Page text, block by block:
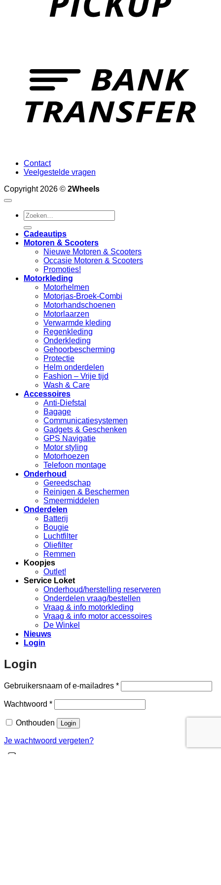
Contact
Veelgestelde vragen
Copyright 2026 © 2Wheels
Zoeken
naar:
Cadeautips
Motoren & Scooters
Nieuwe Motoren & Scooters
Occasie Motoren & Scooters
Promoties!
Motorkleding
Motorhelmen
Motorjas-Broek-Combi
Motorhandschoenen
Motorlaarzen
Verwarmde kleding
Regenkleding
Onderkleding
Gehoorbescherming
Protectie
Helm onderdelen
Fashion – Vrije tijd
Wash & Care
Accessoires
Anti-Diefstal
Bagage
Communicatiesystemen
Gadgets & Geschenken
GPS Navigatie
Motor styling
Motorhoezen
Telefoon montage
Onderhoud
Gereedschap
Reinigen & Beschermen
Smeermiddelen
Onderdelen
Batterij
Bougie
Luchtfilter
Oliefilter
Remmen
Koopjes
Outlet!
Service Loket
Onderhoud/herstelling reserveren
Onderdelen vraag/bestellen
Vraag & info motorkleding
Vraag & info motor accessoires
De Winkel
Nieuws
Login
Login
Gebruikersnaam of e-mailadres *Vereist
Wachtwoord *Vereist
Onthouden Login
Je wachtwoord vergeten?